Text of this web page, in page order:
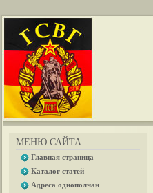
МЕНЮ САЙТА
Главная страница
Каталог статей
Адреса однополчан